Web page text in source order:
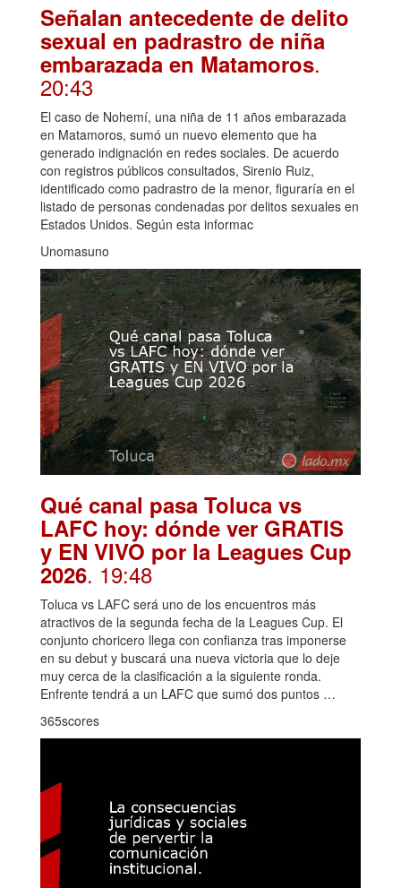
Señalan antecedente de delito
sexual en padrastro de niña
embarazada en Matamoros.
20:43
El caso de Nohemí, una niña de 11 años embarazada
en Matamoros, sumó un nuevo elemento que ha
generado indignación en redes sociales. De acuerdo
con registros públicos consultados, Sirenio Ruiz,
identificado como padrastro de la menor, figuraría en el
listado de personas condenadas por delitos sexuales en
Estados Unidos. Según esta informac
Unomasuno
Qué canal pasa Toluca vs
LAFC hoy: dónde ver GRATIS
y EN VIVO por la Leagues Cup
2026. 19:48
Toluca vs LAFC será uno de los encuentros más
atractivos de la segunda fecha de la Leagues Cup. El
conjunto choricero llega con confianza tras imponerse
en su debut y buscará una nueva victoria que lo deje
muy cerca de la clasificación a la siguiente ronda.
Enfrente tendrá a un LAFC que sumó dos puntos …
365scores